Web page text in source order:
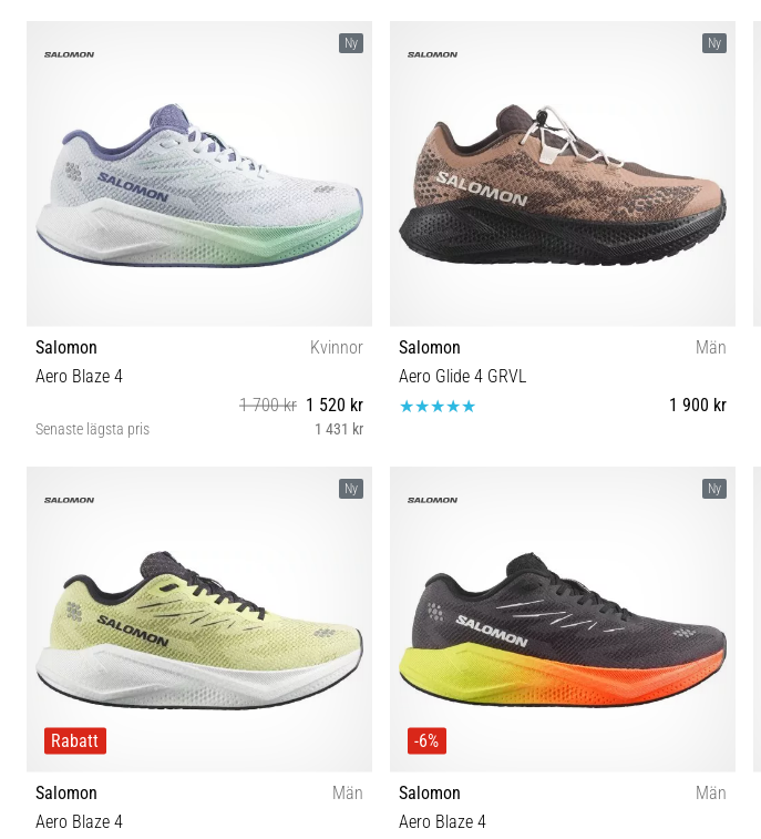
Ny
Salomon
Kvinnor
Aero Blaze 4
1 700 kr 1 520 kr
Senaste lägsta pris 1 431 kr
Ny
Salomon
Män
Aero Glide 4 GRVL
1 900 kr
Ny
Rabatt
Salomon
Män
Aero Blaze 4
Ny
-6%
Salomon
Män
Aero Blaze 4